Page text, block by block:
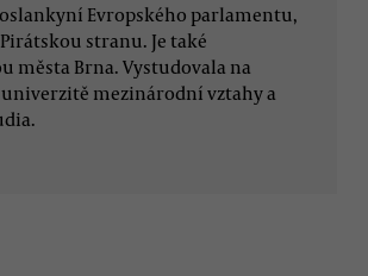
Evropského parlamentu,
stranu. Je také
města Brna. Vystudovala na
univerzitě mezinárodní vztahy a